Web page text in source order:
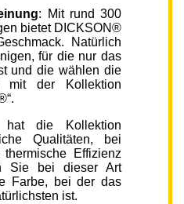
: Mit rund 300
bietet DICKSON®
Natürlich
für die nur das
und die wählen die
mit der Kollektion
hat die Kollektion
Qualitäten, bei
Effizienz
Sie bei dieser Art
Farbe, bei der das
ist.